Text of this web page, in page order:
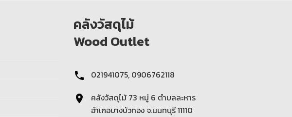
คลังวัสดุไม้
Wood Outlet
021941075, 0906762118
คลังวัสดุไม้ 73 หมู่ 6 ตําบลละหาร
อำเภอบางบัวทอง จ.นนทบุรี 11110